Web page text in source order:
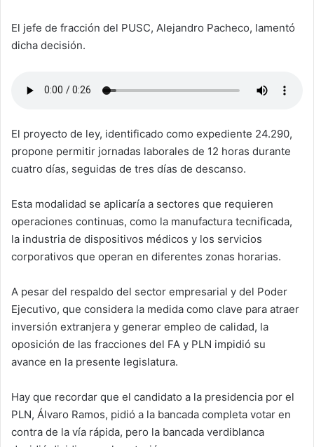
El jefe de fracción del PUSC, Alejandro Pacheco, lamentó
dicha decisión.
El proyecto de ley, identificado como expediente 24.290,
propone permitir jornadas laborales de 12 horas durante
cuatro días, seguidas de tres días de descanso.
Esta modalidad se aplicaría a sectores que requieren
operaciones continuas, como la manufactura tecnificada,
la industria de dispositivos médicos y los servicios
corporativos que operan en diferentes zonas horarias.
A pesar del respaldo del sector empresarial y del Poder
Ejecutivo, que considera la medida como clave para atraer
inversión extranjera y generar empleo de calidad, la
oposición de las fracciones del FA y PLN impidió su
avance en la presente legislatura.
Hay que recordar que el candidato a la presidencia por el
PLN, Álvaro Ramos, pidió a la bancada completa votar en
contra de la vía rápida, pero la bancada verdiblanca